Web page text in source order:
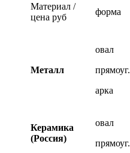
Материал /
цена руб
форма
Металл
овал
прямоуг.
арка
Керамика
(Россия)
овал
прямоуг.